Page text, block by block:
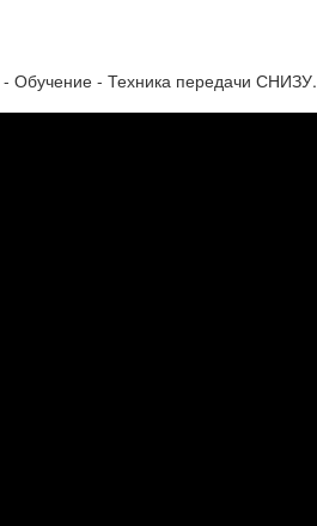
Обучение - Техника передачи СНИЗУ.